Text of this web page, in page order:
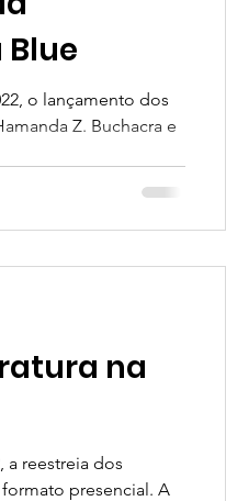
o lançamento dos
Z. Buchacra e
na
a reestreia dos
presencial. A